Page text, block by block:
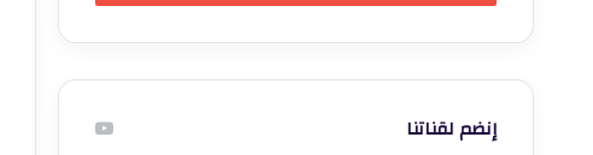
إنضم لقناتنا